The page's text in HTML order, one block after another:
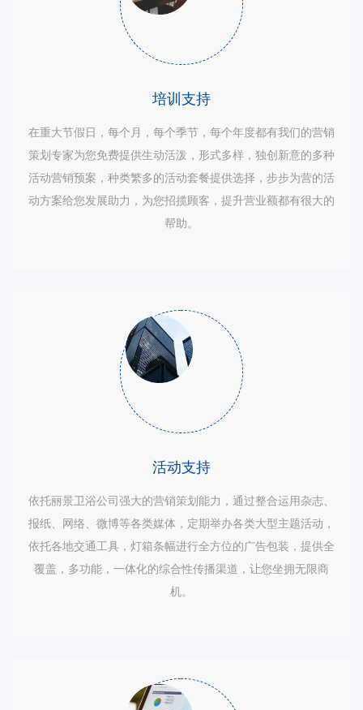
培训支持
在重大节假日，每个月，每个季节，每个年度都有我们的营销
策划专家为您免费提供生动活泼，形式多样，独创新意的多种
活动营销预案，种类繁多的活动套餐提供选择，步步为营的活
动方案给您发展助力，为您招揽顾客，提升营业额都有很大的
帮助。
活动支持
依托丽景卫浴公司强大的营销策划能力，通过整合运用杂志、
报纸、网络、微博等各类媒体，定期举办各类大型主题活动，
依托各地交通工具，灯箱条幅进行全方位的广告包装，提供全
覆盖，多功能，一体化的综合性传播渠道，让您坐拥无限商
机。